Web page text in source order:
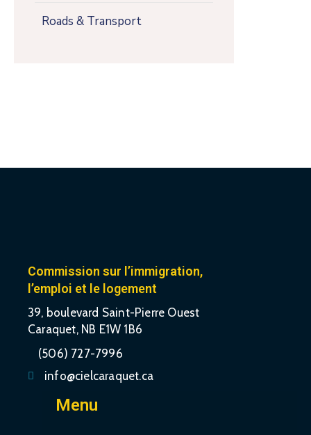
Roads & Transport
Commission sur l’immigration,
l’emploi et le logement
39, boulevard Saint-Pierre Ouest
Caraquet, NB E1W 1B6
(506) 727-7996
info@cielcaraquet.ca
Menu